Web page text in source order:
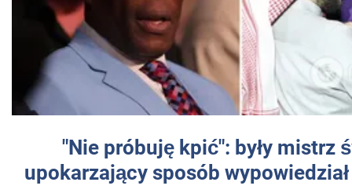
"Nie próbuję kpić": były mistrz
upokarzający sposób